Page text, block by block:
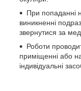
При попаданні
виникненні
звернутися за
Роботи
приміщенні або
індивідуальні